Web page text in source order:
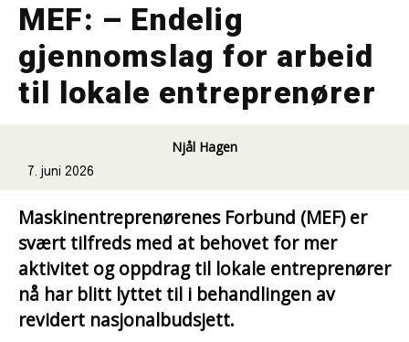
MEF: – Endelig
gjennomslag for arbeid
til lokale entreprenører
Njål Hagen
7. juni 2026
Maskinentreprenørenes Forbund (MEF) er
svært tilfreds med at behovet for mer
aktivitet og oppdrag til lokale entreprenører
nå har blitt lyttet til i behandlingen av
revidert nasjonalbudsjett.